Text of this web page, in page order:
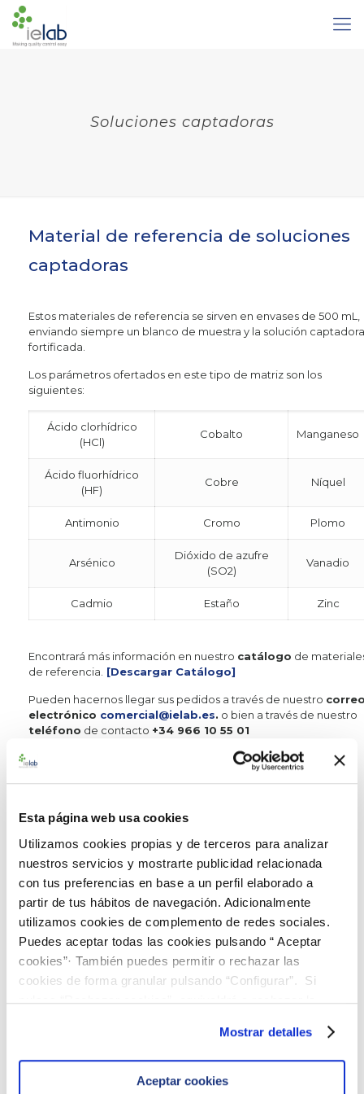
Esta página web usa cookies
Utilizamos cookies propias y de terceros para analizar
nuestros servicios y mostrarte publicidad relacionada
con tus preferencias en base a un perfil elaborado a
partir de tus hábitos de navegación. Adicionalmente
utilizamos cookies de complemento de redes sociales.
Puedes aceptar todas las cookies pulsando “ Aceptar
cookies”· También puedes permitir o rechazar las
cookies de forma granular pulsando “Configurar”. Si
pulsas “Rechazar cookies”, equivaldrá a rechazar la
son indispensables para que el sitio web funcione y que
por tanto no se pueden desactivar. Puedes consultar
más información en nuestraPolítica de Cookies
Mostrar detalles
Aceptar cookies
Soluciones captadoras
Material de referencia de soluciones
captadoras
Estos materiales de referencia se sirven en envases de 500 mL,
enviando siempre un blanco de muestra y la solución captadora
fortificada.
Los parámetros ofertados en este tipo de matriz son los
siguientes:
Ácido clorhídrico
(HCl)
Cobalto Manganeso
Ácido fluorhídrico
(HF)
Cobre Níquel
Antimonio Cromo Plomo
Arsénico
Dióxido de azufre
(SO2)
Vanadio
Cadmio Estaño Zinc
Encontrará más información en nuestro catálogo de
de referencia. [Descargar Catálogo]
Pueden hacernos llegar sus pedidos a través de nuestro
electrónico comercial@ielab.es. o bien a través de nuestro
teléfono de contacto +34 966 10 55 01
Ensayos de Aptitud
Introducción
Medioambientales
Introducción
Rondas 2026
Términos y condiciones
Registro nuevos clientes
Acceso clientes ya registrados
FAQ
Materiales de Referencia
Kits de Diagnóstico Molecular